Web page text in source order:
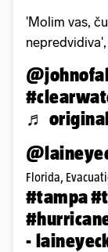
'Molim vas,
♬ original
Florida,
#tampa
-